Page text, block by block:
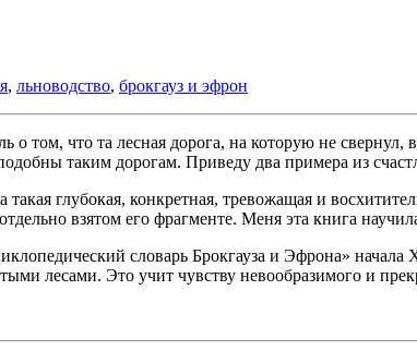
, льноводство, брокгауз и эфрон
том, что та лесная дорога, на которую не свернул,
таким дорогам. Приведу два примера из
глубокая, конкретная, тревожащая и
взятом его фрагменте. Меня эта книга
словарь Брокгауза и Эфрона» начала
лесами. Это учит чувству невообразимого и